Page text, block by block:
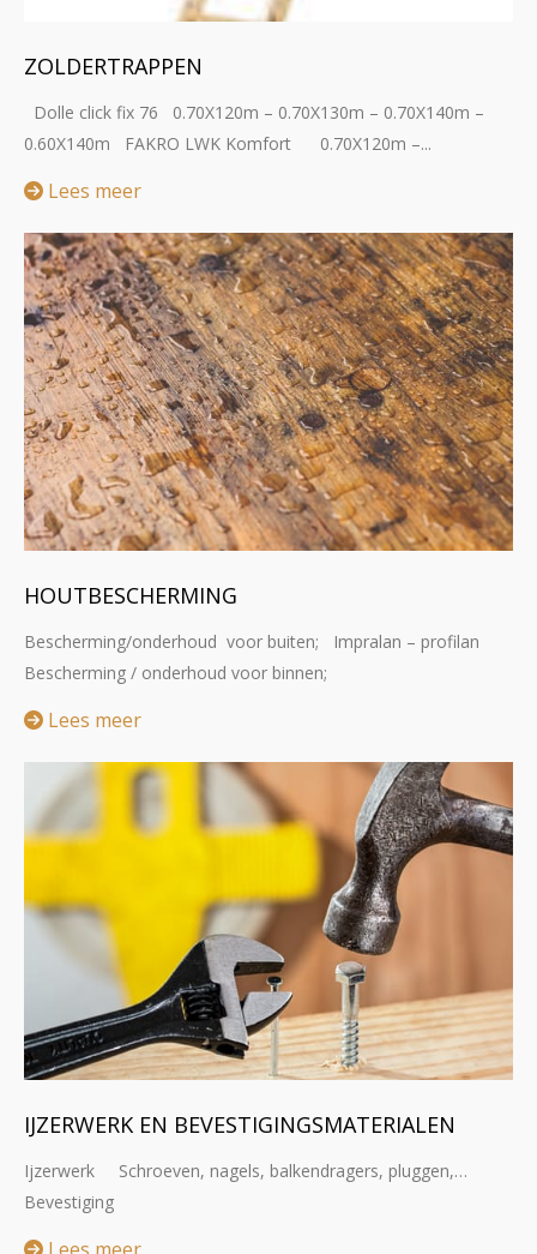
ZOLDERTRAPPEN
Dolle click fix 76 0.70X120m – 0.70X130m – 0.70X140m –
0.60X140m FAKRO LWK Komfort 0.70X120m –...
Lees meer
HOUTBESCHERMING
Bescherming/onderhoud voor buiten; Impralan – profilan
Bescherming / onderhoud voor binnen;
Lees meer
IJZERWERK EN BEVESTIGINGSMATERIALEN
Ijzerwerk Schroeven, nagels, balkendragers, pluggen,…
Bevestiging